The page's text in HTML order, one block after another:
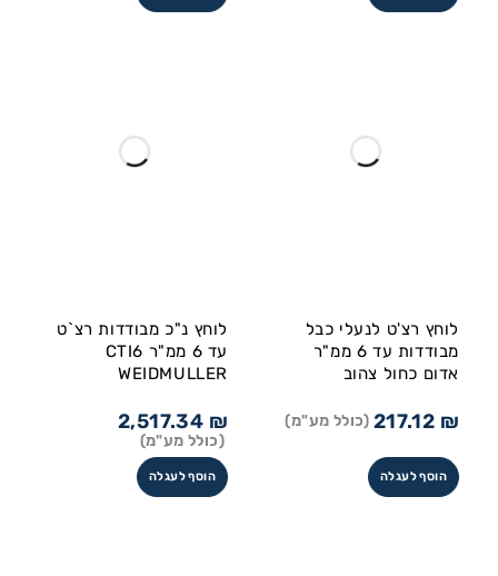
לוחץ רצ'ט לנעלי כבל
מבודדות עד 6 ממ"ר
אדום כחול צהוב
217.12 ₪ (כולל מע"מ)
הוסף לעגלה
לוחץ נ"כ מבודדות רצ`ט
עד 6 ממ"ר CTI6
WEIDMULLER
2,517.34 ₪
(כולל מע"מ)
הוסף לעגלה